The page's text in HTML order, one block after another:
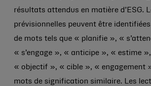
résultats attendus en matière d’ESG.
prévisionnelles peuvent être
de mots tels que « planifie », «
« s’engage », « anticipe », « estime
« objectif », « cible », « engagement
mots de signification similaire. Les